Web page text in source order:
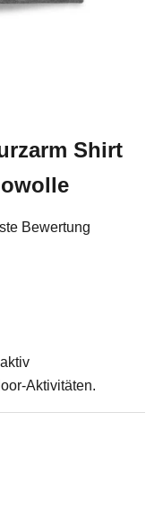
Shirt
Bewertung
Aktivitäten.